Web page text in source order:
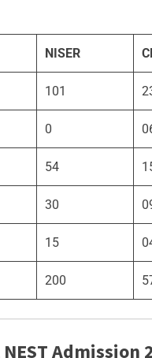
NISER
101
0
54
30
15
200
Admission